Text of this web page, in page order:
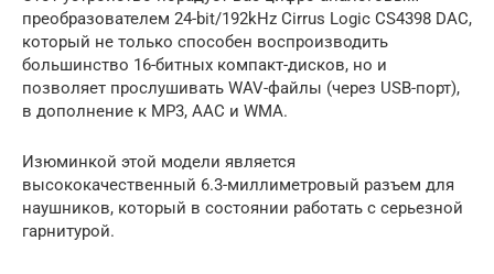
преобразователем 24-bit/192kHz Cirrus Logic CS4398 DAC,
который не только способен воспроизводить
большинство 16-битных компакт-дисков, но и
позволяет прослушивать WAV-файлы (через USB-порт),
в дополнение к MP3, AAC и WMA.
Изюминкой этой модели является
высококачественный 6.3-миллиметровый разъем для
наушников, который в состоянии работать с серьезной
гарнитурой.